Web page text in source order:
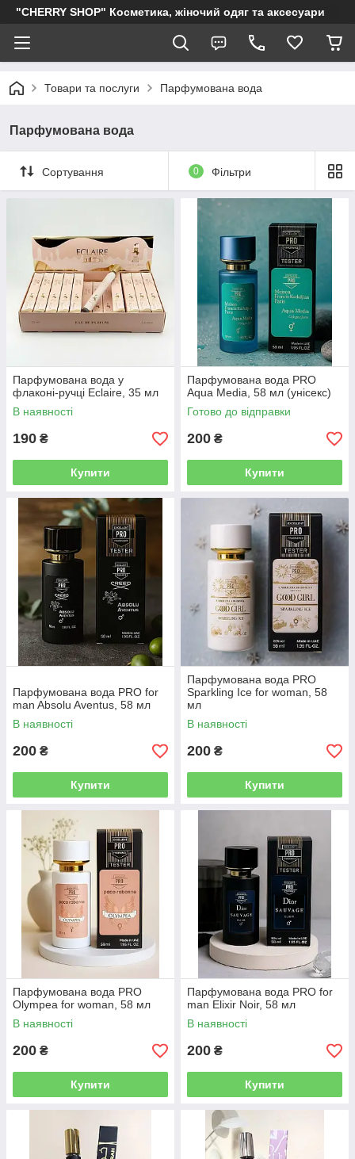
"CHERRY SHOP" Косметика, жіночий одяг та аксесуари
Товари та послуги Парфумована вода
Парфумована вода
Сортування 0 Фільтри
Парфумована вода у
флаконі-ручці Eclaire, 35 мл
В наявності
190 ₴
Купити
Парфумована вода PRO
Aqua Media, 58 мл (унісекс)
Готово до відправки
200 ₴
Купити
Парфумована вода PRO for
man Absolu Aventus, 58 мл
В наявності
200 ₴
Купити
Парфумована вода PRO
Sparkling Ice for woman, 58
мл
В наявності
200 ₴
Купити
Парфумована вода PRO
Olympea for woman, 58 мл
В наявності
200 ₴
Купити
Парфумована вода PRO for
man Elixir Noir, 58 мл
В наявності
200 ₴
Купити